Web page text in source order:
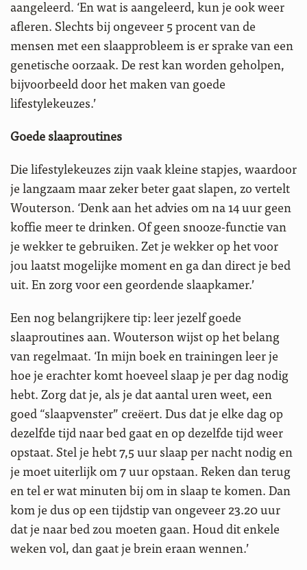
aangeleerd. ‘En wat is aangeleerd, kun je ook weer
afleren. Slechts bij ongeveer 5 procent van de
mensen met een slaapprobleem is er sprake van een
genetische oorzaak. De rest kan worden geholpen,
bijvoorbeeld door het maken van goede
lifestylekeuzes.’
Goede slaaproutines
Die lifestylekeuzes zijn vaak kleine stapjes, waardoor
je langzaam maar zeker beter gaat slapen, zo vertelt
Wouterson. ‘Denk aan het advies om na 14 uur geen
koffie meer te drinken. Of geen snooze-functie van
je wekker te gebruiken. Zet je wekker op het voor
jou laatst mogelijke moment en ga dan direct je bed
uit. En zorg voor een geordende slaapkamer.’
Een nog belangrijkere tip: leer jezelf goede
slaaproutines aan. Wouterson wijst op het belang
van regelmaat. ‘In mijn boek en trainingen leer je
hoe je erachter komt hoeveel slaap je per dag nodig
hebt. Zorg dat je, als je dat aantal uren weet, een
goed “slaapvenster” creëert. Dus dat je elke dag op
dezelfde tijd naar bed gaat en op dezelfde tijd weer
opstaat. Stel je hebt 7,5 uur slaap per nacht nodig en
je moet uiterlijk om 7 uur opstaan. Reken dan terug
en tel er wat minuten bij om in slaap te komen. Dan
kom je dus op een tijdstip van ongeveer 23.20 uur
dat je naar bed zou moeten gaan. Houd dit enkele
weken vol, dan gaat je brein eraan wennen.’